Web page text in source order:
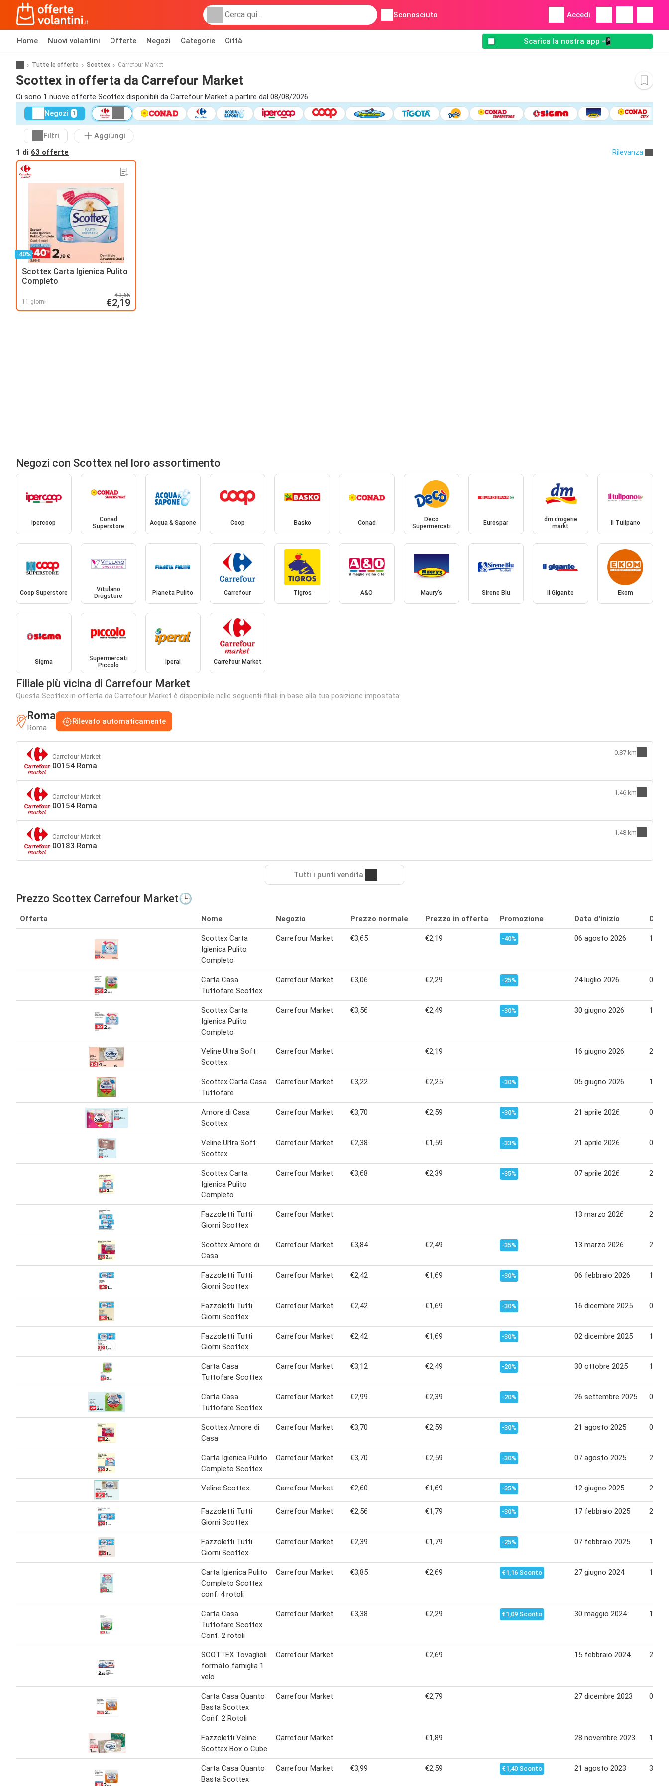
Sconosciuto Accedi
Home Nuovi volantini Offerte Negozi Categorie Città Scarica la nostra app 📲
Tutte le offerte Scottex Carrefour Market
Scottex in offerta da Carrefour Market
Ci sono 1 nuove offerte Scottex disponibili da Carrefour Market a partire dal 08/08/2026.
Negozi 1
Filtri
Aggiungi
1 di 63 offerte Rilevanza
-40%
Scottex Carta Igienica Pulito
Completo
11 giorni
€3,65
€2,19
Negozi con Scottex nel loro assortimento
Ipercoop
Conad
Superstore
Acqua & Sapone Coop Basko Conad
Deco
Supermercati
Eurospar
dm drogerie
markt
Il Tulipano
Coop Superstore
Vitulano
Drugstore
Pianeta Pulito Carrefour Tigros A&O Maury's Sirene Blu Il Gigante Ekom
Sigma
Supermercati
Piccolo
Iperal Carrefour Market
Filiale più vicina di Carrefour Market
Questa Scottex in offerta da Carrefour Market è disponibile nelle seguenti filiali in base alla tua posizione impostata:
Roma
Roma
Rilevato automaticamente
Carrefour Market
00154 Roma
0.87 km
Carrefour Market
00154 Roma
1.46 km
Carrefour Market
00183 Roma
1.48 km
Tutti i punti vendita
Prezzo Scottex Carrefour Market🕒
Offerta Nome Negozio Prezzo normale Prezzo in offerta Promozione Data d'inizio Data
Scottex Carta
Igienica Pulito
Completo
Carrefour Market €3,65 €2,19 -40% 06 agosto 2026 19
Carta Casa
Tuttofare Scottex
Carrefour Market €3,06 €2,29 -25% 24 luglio 2026 05
Scottex Carta
Igienica Pulito
Completo
Carrefour Market €3,56 €2,49 -30% 30 giugno 2026 12
Veline Ultra Soft
Scottex
Carrefour Market €2,19 16 giugno 2026 29
Scottex Carta Casa
Tuttofare
Carrefour Market €3,22 €2,25 -30% 05 giugno 2026 15
Amore di Casa
Scottex
Carrefour Market €3,70 €2,59 -30% 21 aprile 2026 04
Veline Ultra Soft
Scottex
Carrefour Market €2,38 €1,59 -33% 21 aprile 2026 04
Scottex Carta
Igienica Pulito
Completo
Carrefour Market €3,68 €2,39 -35% 07 aprile 2026 20
Fazzoletti Tutti
Giorni Scottex
Carrefour Market 13 marzo 2026 23
Scottex Amore di
Casa
Carrefour Market €3,84 €2,49 -35% 13 marzo 2026 23
Fazzoletti Tutti
Giorni Scottex
Carrefour Market €2,42 €1,69 -30% 06 febbraio 2026 15
Fazzoletti Tutti
Giorni Scottex
Carrefour Market €2,42 €1,69 -30% 16 dicembre 2025 01
Fazzoletti Tutti
Giorni Scottex
Carrefour Market €2,42 €1,69 -30% 02 dicembre 2025 15
Carta Casa
Tuttofare Scottex
Carrefour Market €3,12 €2,49 -20% 30 ottobre 2025 18
Carta Casa
Tuttofare Scottex
Carrefour Market €2,99 €2,39 -20% 26 settembre 2025 09
Scottex Amore di
Casa
Carrefour Market €3,70 €2,59 -30% 21 agosto 2025 04
Carta Igienica Pulito
Completo Scottex
Carrefour Market €3,70 €2,59 -30% 07 agosto 2025 20
Veline Scottex Carrefour Market €2,60 €1,69 -35% 12 giugno 2025 25
Fazzoletti Tutti
Giorni Scottex
Carrefour Market €2,56 €1,79 -30% 17 febbraio 2025 27
Fazzoletti Tutti
Giorni Scottex
Carrefour Market €2,39 €1,79 -25% 07 febbraio 2025 16
Carta Igienica Pulito
Completo Scottex
conf. 4 rotoli
Carrefour Market €3,85 €2,69 €1,16 Sconto 27 giugno 2024 10
Carta Casa
Tuttofare Scottex
Conf. 2 rotoli
Carrefour Market €3,38 €2,29 €1,09 Sconto 30 maggio 2024 12
SCOTTEX Tovaglioli
formato famiglia 1
velo
Carrefour Market €2,69 15 febbraio 2024 24
Carta Casa Quanto
Basta Scottex
Conf. 2 Rotoli
Carrefour Market €2,79 27 dicembre 2023 04
Fazzoletti Veline
Scottex Box o Cube
Carrefour Market €1,89 28 novembre 2023 11
Carta Casa Quanto
Basta Scottex
Carrefour Market €3,99 €2,59 €1,40 Sconto 21 agosto 2023 31